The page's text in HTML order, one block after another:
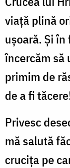
viață plină
ușoară. Și
încercăm să
primim de
de a fi
Privesc
mă salută
crucița pe